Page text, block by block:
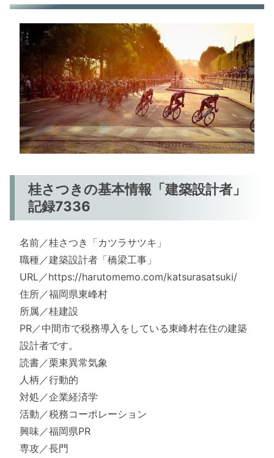
桂さつきの基本情報「建築設計者」
記録7336
名前／桂さつき「カツラサツキ」
職種／建築設計者「橋梁工事」
URL／https://harutomemo.com/katsurasatsuki/
住所／福岡県東峰村
所属／桂建設
PR／中間市で税務導入をしている東峰村在住の建築
設計者です。
読書／栗東異常気象
人柄／行動的
対処／企業経済学
活動／税務コーポレーション
興味／福岡県PR
専攻／長門